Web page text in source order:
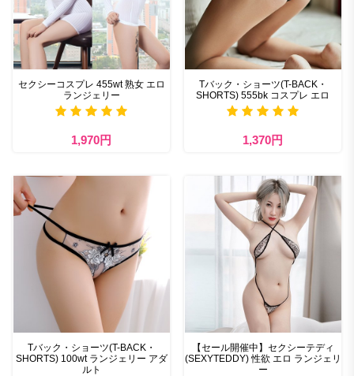
セクシーコスプレ 455wt 熟女 エロ
ランジェリー
1,970円
Tバック・ショーツ(T-BACK・
SHORTS) 555bk コスプレ エロ
1,370円
Tバック・ショーツ(T-BACK・
SHORTS) 100wt ランジェリー アダ
ルト
【セール開催中】セクシーテディ
(SEXYTEDDY) 性欲 エロ ランジェリ
ー